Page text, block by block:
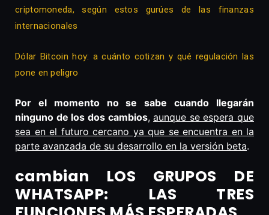
criptomoneda, según estos gurúes de las finanzas
internacionales
Dólar Bitcoin hoy: a cuánto cotizan y qué regulación las
pone en peligro
Por el momento no se sabe cuando llegarán
ninguno de los dos cambios,aunque se espera que
sea en el futuro cercano ya que se encuentra en la
parte avanzada de su desarrollo en la versión beta.
cambian LOS GRUPOS DE
WHATSAPP: LAS TRES